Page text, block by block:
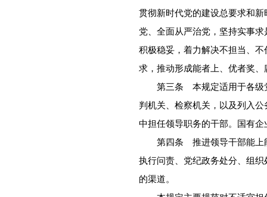
贯彻新时代党的建设总要求和
党、全面从严治党，坚持实事
积极稳妥，着力解决不担当、
求，推动形成能者上、优者奖
第三条 本规定适用于各级党
判机关、检察机关，以及列入
中担任领导职务的干部。国有
第四条 推进领导干部能上能
执行问责、党纪政务处分、组
的渠道。